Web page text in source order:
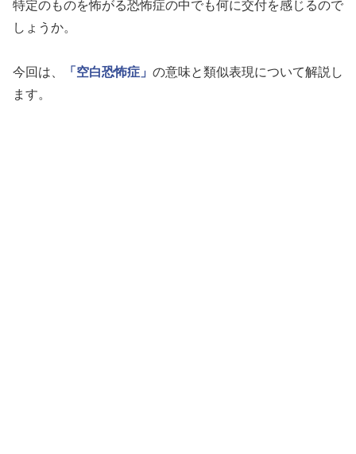
特定のものを怖がる恐怖症の中でも何に交付を感じるので
しょうか。
今回は、 「空白恐怖症」 の意味と類似表現について解説し
ます。